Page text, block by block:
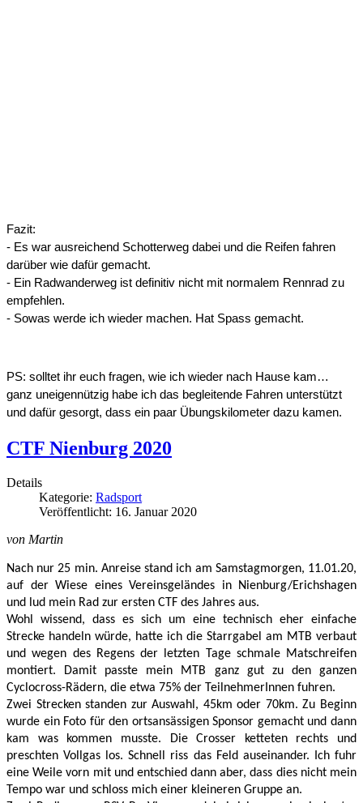
Fazit:
- Es war ausreichend Schotterweg dabei und die Reifen fahren
darüber wie dafür gemacht.
- Ein Radwanderweg ist definitiv nicht mit normalem Rennrad zu
empfehlen.
- Sowas werde ich wieder machen. Hat Spass gemacht.
PS: solltet ihr euch fragen, wie ich wieder nach Hause kam…
ganz uneigennützig habe ich das begleitende Fahren unterstützt
und dafür gesorgt, dass ein paar Übungskilometer dazu kamen.
CTF Nienburg 2020
Details
Kategorie: Radsport
Veröffentlicht: 16. Januar 2020
von Martin
Nach nur 25 min. Anreise stand ich am Samstagmorgen, 11.01.20,
auf der Wiese eines Vereinsgeländes in Nienburg/Erichshagen
und lud mein Rad zur ersten CTF des Jahres aus.
Wohl wissend, dass es sich um eine technisch eher einfache
Strecke handeln würde, hatte ich die Starrgabel am MTB verbaut
und wegen des Regens der letzten Tage schmale Matschreifen
montiert. Damit passte mein MTB ganz gut zu den ganzen
Cyclocross-Rädern, die etwa 75% der TeilnehmerInnen fuhren.
Zwei Strecken standen zur Auswahl, 45km oder 70km. Zu Beginn
wurde ein Foto für den ortsansässigen Sponsor gemacht und dann
kam was kommen musste. Die Crosser ketteten rechts und
preschten Vollgas los. Schnell riss das Feld auseinander. Ich fuhr
eine Weile vorn mit und entschied dann aber, dass dies nicht mein
Tempo war und schloss mich einer kleineren Gruppe an.